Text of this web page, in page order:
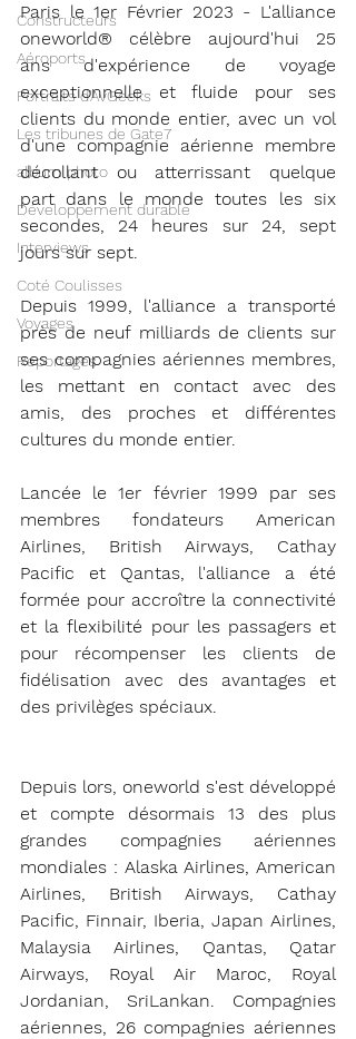
Constructeurs
Aéroports
Portraits d'AvGeeks
Les tribunes de Gate7
album photo
Développement durable
Interviews
Coté Coulisses
Voyages
Reportages
Paris le 1er Février 2023 - L'alliance
oneworld® célèbre aujourd'hui 25
ans d'expérience de voyage
exceptionnelle et fluide pour ses
clients du monde entier, avec un vol
d'une compagnie aérienne membre
décollant ou atterrissant quelque
part dans le monde toutes les six
secondes, 24 heures sur 24, sept
jours sur sept.
Depuis 1999, l'alliance a transporté
près de neuf milliards de clients sur
ses compagnies aériennes membres,
les mettant en contact avec des
amis, des proches et différentes
cultures du monde entier.
Lancée le 1er février 1999 par ses
membres fondateurs American
Airlines, British Airways, Cathay
Pacific et Qantas, l'alliance a été
formée pour accroître la connectivité
et la flexibilité pour les passagers et
pour récompenser les clients de
fidélisation avec des avantages et
des privilèges spéciaux.
Depuis lors, oneworld s'est développé
et compte désormais 13 des plus
grandes compagnies aériennes
mondiales : Alaska Airlines, American
Airlines, British Airways, Cathay
Pacific, Finnair, Iberia, Japan Airlines,
Malaysia Airlines, Qantas, Qatar
Airways, Royal Air Maroc, Royal
Jordanian, SriLankan. Compagnies
aériennes, 26 compagnies aériennes